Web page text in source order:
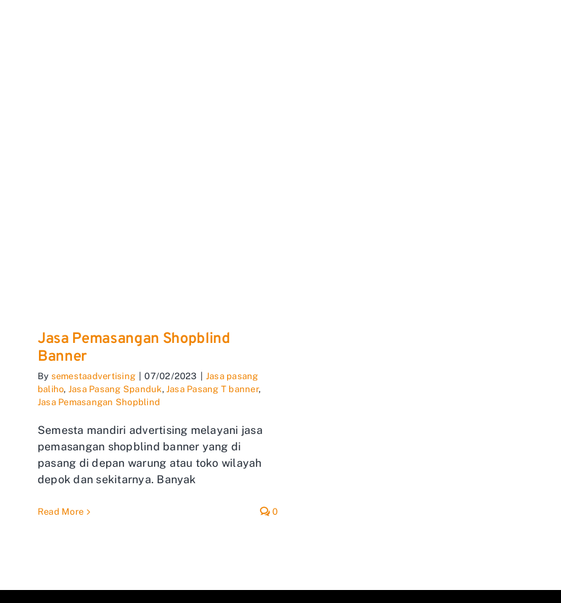
Jasa Pemasangan Shopblind
Banner
By semestaadvertising 07/02/2023
Jasa pasang
baliho, Jasa Pasang Spanduk, Jasa Pasang T banner,
Jasa Pemasangan Shopblind
Semesta mandiri advertising melayani jasa
pemasangan shopblind banner yang di
pasang di depan warung atau toko wilayah
depok dan sekitarnya. Banyak
Read More 0